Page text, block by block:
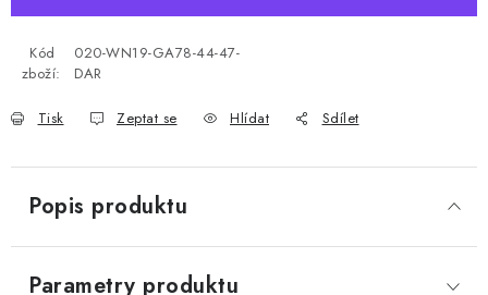
Kód
zboží:
020-WN19-GA78-44-47-
DAR
Tisk Zeptat se Hlídat Sdílet
Popis produktu
Parametry produktu